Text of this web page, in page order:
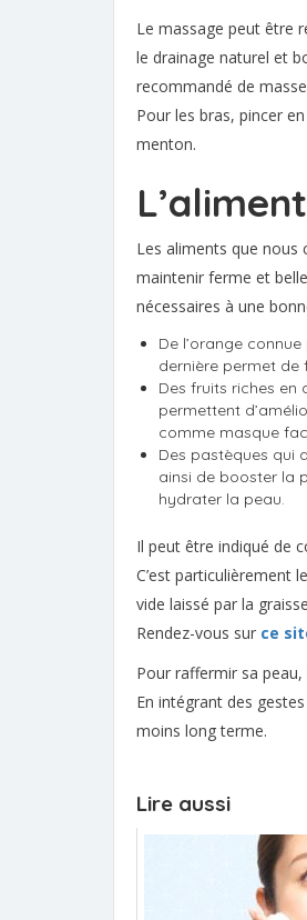
Le massage peut être
le drainage naturel et
recommandé de
Pour les bras, pincer
menton.
Les aliments que nous
maintenir ferme et
nécessaires à une
De l’orange
dernière permet de
Des fruits riches en
permettent
comme masque
Des pastèques qui
ainsi de booster la
hydrater la peau.
Il peut être indiqué de
C’est particulièrement
vide laissé par la
Rendez-vous sur ce
Pour raffermir sa
En intégrant des
moins long terme.
Lire aussi